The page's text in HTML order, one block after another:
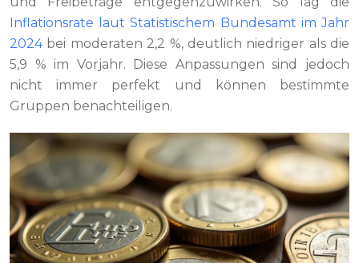
Inflationsrate laut Statistischem Bundesamt im Jahr
2024bei moderaten 2,2 %, deutlich niedriger als die
5,9 % im Vorjahr. Diese Anpassungen sind jedoch
nicht immer perfekt und können bestimmte
Gruppen benachteiligen.